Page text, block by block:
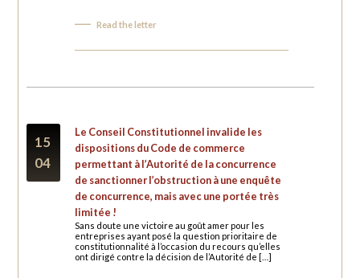
Read the letter
15
04
Le Conseil Constitutionnel invalide les
dispositions du Code de commerce
permettant à l’Autorité de la concurrence
de sanctionner l’obstruction à une enquête
de concurrence, mais avec une portée très
limitée !
Sans doute une victoire au goût amer pour les
entreprises ayant posé la question prioritaire de
constitutionnalité à l’occasion du recours qu’elles
ont dirigé contre la décision de l’Autorité de […]